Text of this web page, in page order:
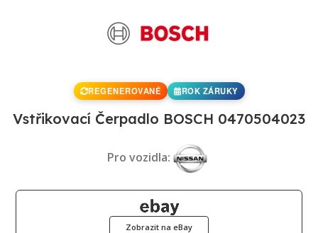
REGENEROVANÉ ROK ZÁRUKY
Vstřikovací Čerpadlo BOSCH 0470504023
Pro vozidla:
Zobrazit na eBay